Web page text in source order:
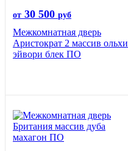
от 30 500 руб
Межкомнатная дверь
Аристократ 2 массив ольхи
эйвори блек ПО